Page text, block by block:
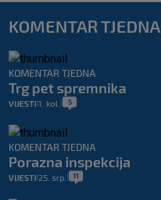
KOMENTAR TJEDNA
KOMENTAR TJEDNA
Trg pet spremnika
VIJESTI 1. kol. 5
KOMENTAR TJEDNA
Porazna inspekcija
VIJESTI 25. srp. 11